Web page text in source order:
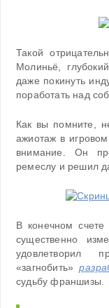
Такой
Молиньё,
даже покинуть
поработать над
Как вы помните,
ажиотаж в
внимание. Он
ремеслу и решил
В конечном счете
существенно
удовлетворил
«загнобить»
судьбу франшизы.